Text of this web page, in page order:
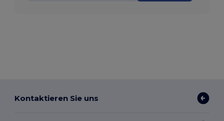
Kontaktieren Sie uns